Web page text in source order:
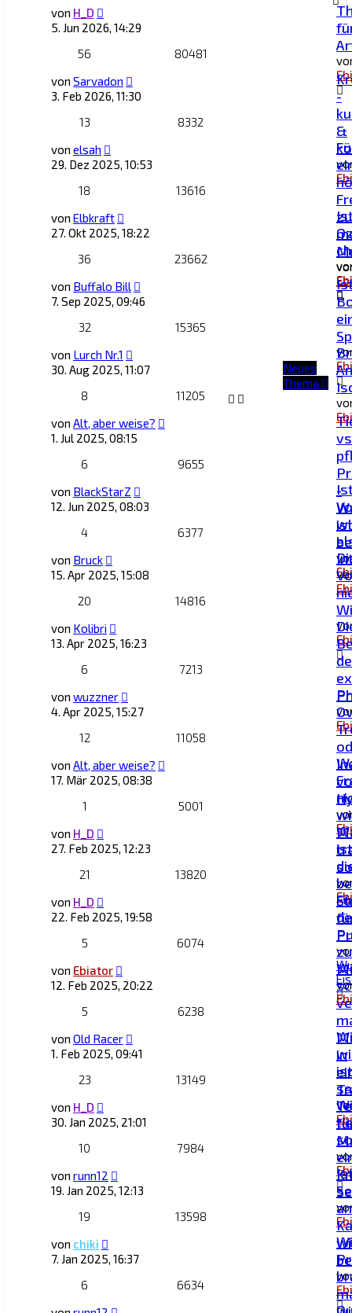
von H_D
5. Jun 2026, 14:29
56
80481
von Sarvadon
3. Feb 2026, 11:30
-
&
13
8332
von elsah
29. Dez 2025, 10:53
zu
18
13616
von Elbkraft
27. Okt 2025, 18:22
36
23662
von Buffalo Bill
7. Sep 2025, 09:46
32
15365
von Lurch Nr.1
30. Aug 2025, 11:07
8
11205
von Alt, aber weise?
1. Jul 2025, 08:15
-
ist
6
9655
von BlackStarZ
12. Jun 2025, 08:03
4
6377
von Bruck
15. Apr 2025, 15:08
20
14816
von Kolibri
13. Apr 2025, 16:23
6
7213
von wuzzner
4. Apr 2025, 15:27
12
11058
von Alt, aber weise?
17. Mär 2025, 08:38
1
5001
von H_D
27. Feb 2025, 12:23
ist
21
13820
von H_D
22. Feb 2025, 19:58
zu
5
6074
von Ebiator
12. Feb 2025, 20:22
in
5
6238
von Old Racer
1. Feb 2025, 09:41
ist
23
13149
von H_D
30. Jan 2025, 21:01
10
7984
von runn12
19. Jan 2025, 12:13
19
13598
von chiki
7. Jan 2025, 16:37
6
6634
Neues
Thema